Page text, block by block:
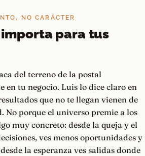
NO CARÁCTER
para tus
del terreno de la postal
en tu negocio. Luis lo dice claro en
que no te llegan vienen de
No porque el universo premie a los
muy concreto: desde la queja y el
ves menos oportunidades y
la esperanza ves salidas donde